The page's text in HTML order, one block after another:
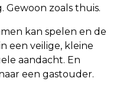
Gewoon zoals thuis.
kan spelen en de
een veilige, kleine
aandacht. En
een gastouder.